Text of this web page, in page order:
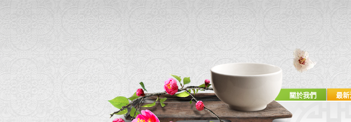
關於我們 最新